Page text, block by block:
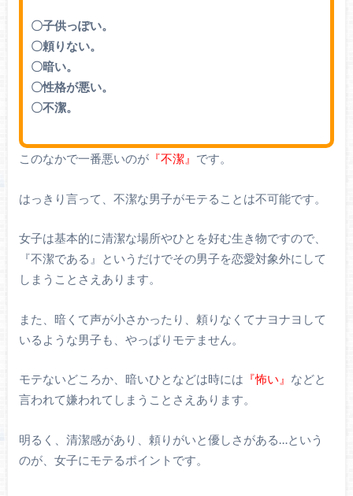
〇子供っぽい。
〇頼りない。
〇暗い。
〇性格が悪い。
〇不潔。
このなかで一番悪いのが『不潔』 です。
はっきり言って、不潔な男子がモテることは不可能です。
女子は基本的に清潔な場所やひとを好む生き物ですので、
『不潔である』というだけでその男子を恋愛対象外にして
しまうことさえあります。
また、暗くて声が小さかったり、頼りなくてナヨナヨして
いるような男子も、やっぱりモテません。
モテないどころか、暗いひとなどは時には 『怖い』 などと
言われて嫌われてしまうことさえあります。
明るく、清潔感があり、頼りがいと優しさがある…という
のが、女子にモテるポイントです。